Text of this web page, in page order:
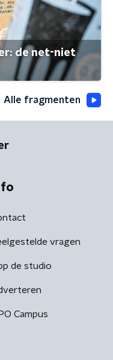
de net-niet
Alle fragmenten
vragen
de studio
Campus